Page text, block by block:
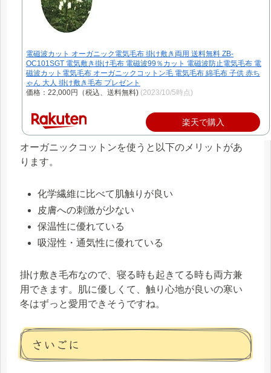
電磁波カット オーガニック電気毛布 掛け敷き両用 送料無料 ZB-
OC101SGT 電気敷き掛け毛布 電磁波99％カット 電磁波防止電気毛布 電
磁波カット電気毛布 オーガニックコットン毛 電気毛布 綿毛布 子供 赤ち
ゃん 大人 掛け敷き毛布 プレゼント
価格：22,000円（税込、送料無料) (2023/10/5時点)
楽天で購入
オーガニックコットンを使うと以下のメリットがあ
ります。
化学繊維に比べて肌触りが良い
皮膚への刺激が少ない
保温性に優れている
吸湿性・通気性に優れている
掛け敷き毛布なので、寝る時も起きてる時も両方兼
用できます。肌に優しくて、触り心地が良いの寒い
冬はずっと愛用できそうですね。
さいごに